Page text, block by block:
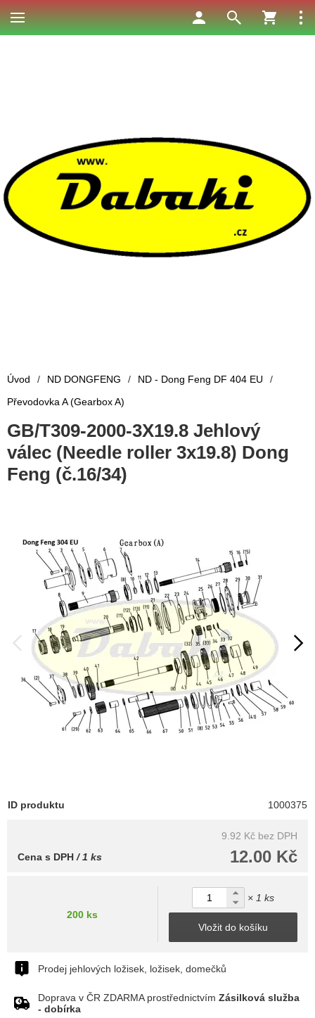
Úvod / ND DONGFENG / ND - Dong Feng DF 404 EU
/
Převodovka A (Gearbox A)
GB/T309-2000-3X19.8 Jehlový
válec (Needle roller 3x19.8) Dong
Feng (č.16/34)
ID produktu 1000375
9.92 Kč bez DPH
12.00 Kč
Cena s DPH / 1 ks
200 ks
× 1 ks
Vložit do košíku
Prodej jehlových ložisek, ložisek, domečků
Doprava v ČR ZDARMA prostřednictvím Zásilková služba
- dobírka